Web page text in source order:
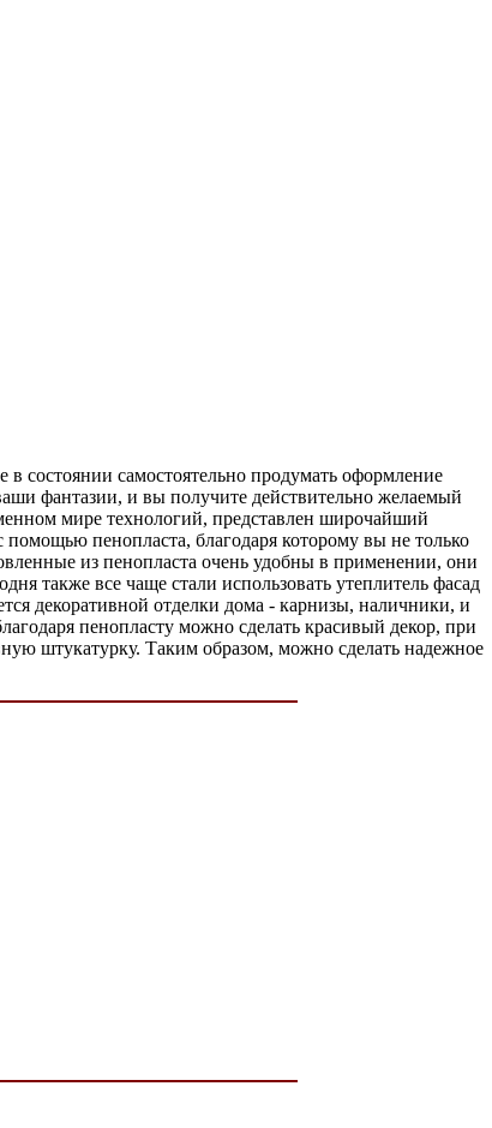
состоянии самостоятельно продумать оформление
фантазии, и вы получите действительно желаемый
мире технологий, представлен широчайший
пенопласта, благодаря которому вы не только
из пенопласта очень удобны в применении, они
также все чаще стали использовать утеплитель фасад
декоративной отделки дома - карнизы, наличники, и
пенопласту можно сделать красивый декор, при
штукатурку. Таким образом, можно сделать надежное